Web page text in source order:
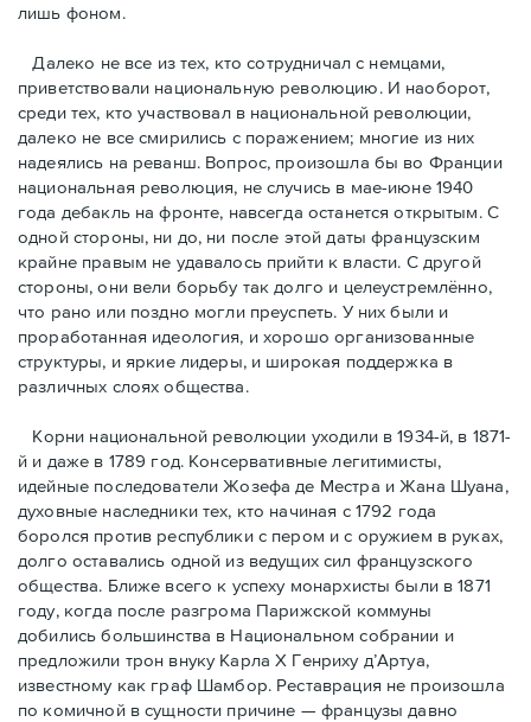
лишь фоном.
Далеко не все из тех, кто сотрудничал с немцами,
приветствовали национальную революцию. И наоборот,
среди тех, кто участвовал в национальной революции,
далеко не все смирились с поражением; многие из них
надеялись на реванш. Вопрос, произошла бы во Франции
национальная революция, не случись в мае-июне 1940
года дебакль на фронте, навсегда останется открытым. С
одной стороны, ни до, ни после этой даты французским
крайне правым не удавалось прийти к власти. С другой
стороны, они вели борьбу так долго и целеустремлённо,
что рано или поздно могли преуспеть. У них были и
проработанная идеология, и хорошо организованные
структуры, и яркие лидеры, и широкая поддержка в
различных слоях общества.
Корни национальной революции уходили в 1934-й, в 1871-
й и даже в 1789 год. Консервативные легитимисты,
идейные последователи Жозефа де Местра и Жана Шуана,
духовные наследники тех, кто начиная с 1792 года
боролся против республики с пером и с оружием в руках,
долго оставались одной из ведущих сил французского
общества. Ближе всего к успеху монархисты были в 1871
году, когда после разгрома Парижской коммуны
добились большинства в Национальном собрании и
предложили трон внуку Карла Х Генриху д’Артуа,
известному как граф Шамбор. Реставрация не произошла
по комичной в сущности причине — французы давно